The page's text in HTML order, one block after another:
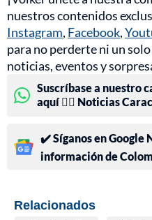
nuestros contenidos
Instagram, Facebook,
para no perderte ni un
noticias, eventos y
Suscríbase a nuestro
aquí 👉🏻 Noticias
✔️ Síganos en Google
información de
Relacionados